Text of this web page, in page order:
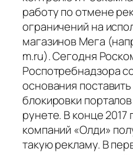
работу по отмене
ограничений на
магазинов Мега
m.ru). Сегодня
Роспотребнадзора
основания
блокировки
рунете. В конце 2017
компаний «Олди»
такую рекламу. В